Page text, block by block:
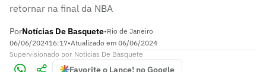
retornar na final da NBA
PorNotícias De Basquete•Rio de Janeiro
06/06/202416:17•Atualizado em 06/06/2024
Supervisionado por Notícias De Basquete
Favorite o Lance! no Google